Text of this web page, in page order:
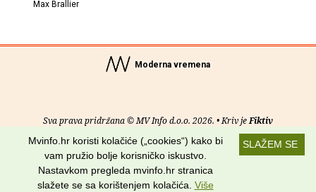
Max Brallier
Moderna vremena
Sva prava pridržana © MV Info d.o.o. 2026. • Kriv jeFiktiv
Uvjeti korištenja RSS kanali
Potraži nas na:
SLAŽEM SE
Mvinfo.hr koristi kolačiće („cookies“) kako bi
vam pružio bolje korisničko iskustvo.
Nastavkom pregleda mvinfo.hr stranica
slažete se sa korištenjem kolačića. Više